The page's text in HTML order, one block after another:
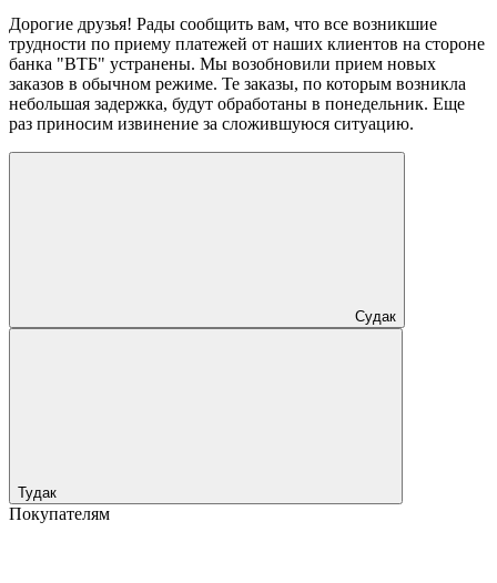
Дорогие друзья! Рады сообщить вам, что все возникшие
трудности по приему платежей от наших клиентов на стороне
банка "ВТБ" устранены. Мы возобновили прием новых
заказов в обычном режиме. Те заказы, по которым возникла
небольшая задержка, будут обработаны в понедельник. Еще
раз приносим извинение за сложившуюся ситуацию.
Судак
Тудак
Покупателям